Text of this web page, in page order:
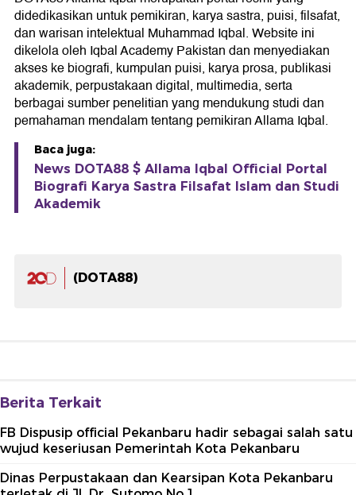
didedikasikan untuk pemikiran, karya sastra, puisi, filsafat,
dan warisan intelektual Muhammad Iqbal. Website ini
dikelola oleh Iqbal Academy Pakistan dan menyediakan
akses ke biografi, kumpulan puisi, karya prosa, publikasi
akademik, perpustakaan digital, multimedia, serta
berbagai sumber penelitian yang mendukung studi dan
pemahaman mendalam tentang pemikiran Allama Iqbal.
Baca juga:
News DOTA88 $ Allama Iqbal Official Portal
Biografi Karya Sastra Filsafat Islam dan Studi
Akademik
(DOTA88)
Berita Terkait
FB Dispusip official Pekanbaru hadir sebagai salah satu
wujud keseriusan Pemerintah Kota Pekanbaru
Dinas Perpustakaan dan Kearsipan Kota Pekanbaru